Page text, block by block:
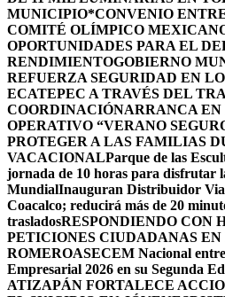
MUNICIPIO*CONVENIO
COMITÉ OLÍMPICO
OPORTUNIDADES PARA EL
RENDIMIENTOGOBIERNO
REFUERZA SEGURIDAD EN
ECATEPEC A TRAVÉS DEL
COORDINACIÓNARRANCA
OPERATIVO “VERANO
PROTEGER A LAS FAMILIAS
VACACIONALParque de las
jornada de 10 horas para disfrutar
MundialInauguran Distribuidor
Coacalco; reducirá más de 20
trasladosRESPONDIENDO CON
PETICIONES CIUDADANAS
ROMEROASECEM Nacional
Empresarial 2026 en su Segunda
ATIZAPÁN FORTALECE